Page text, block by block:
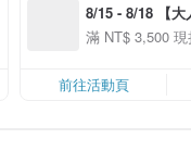
8/15 - 8/18 【大
季】滿
50
滿 NT$ 3,500
前往活動頁